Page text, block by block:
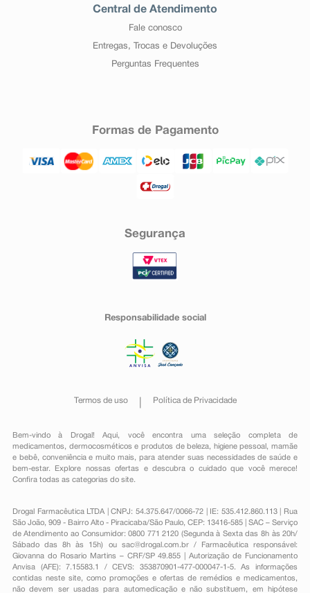
Central de Atendimento
Fale conosco
Entregas, Trocas e Devoluções
Perguntas Frequentes
Formas de Pagamento
Segurança
Responsabilidade social
Termos de uso Política de Privacidade
Bem-vindo à Drogal! Aqui, você encontra uma seleção completa de
medicamentos , dermocosméticos e produtos de beleza, higiene pessoal ,mamãe
e bebê, conveniênciae muito mais, para atender suas necessidades de saúde e
bem-estar. Explore nossas ofertas e descubra o cuidado que você merece!
Confira todas as categorias do site.
Drogal Farmacêutica LTDA | CNPJ: 54.375.647/0066-72 | IE: 535.412.860.113 | Rua
São João, 909 - Bairro Alto - Piracicaba/São Paulo, CEP: 13416-585 | SAC – Serviço
de Atendimento ao Consumidor: 0800 771 2120 (Segunda à Sexta das 8h às 20h/
Sábado das 8h às 15h) ou sac@drogal.com.br/ Farmacêutica responsável:
Giovanna do Rosario Martins – CRF/SP 49.855 | Autorização de Funcionamento
Anvisa (AFE): 7.15583.1 / CEVS: 353870901-477-000047-1-5. As informações
contidas neste site, como promoções e ofertas de remédios e medicamentos,
não devem ser usadas para automedicação e não substituem, em hipótese